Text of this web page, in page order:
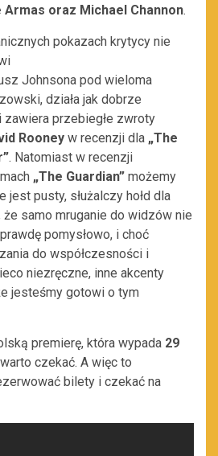
Armas oraz Michael Channon.
pokazach krytycy nie
Johnsona pod wieloma
działa jak dobrze
zawiera przebiegłe zwroty
Rooney w recenzji dla „The
”. Natomiast w recenzji
„The Guardian” możemy
jest pusty, służalczy hołd dla
samo mruganie do widzów nie
pomysłowo, i choć
do współczesności i
niezręczne, inne akcenty
jesteśmy gotowi o tym
premierę, która wypada 29
czekać. A więc to
bilety i czekać na